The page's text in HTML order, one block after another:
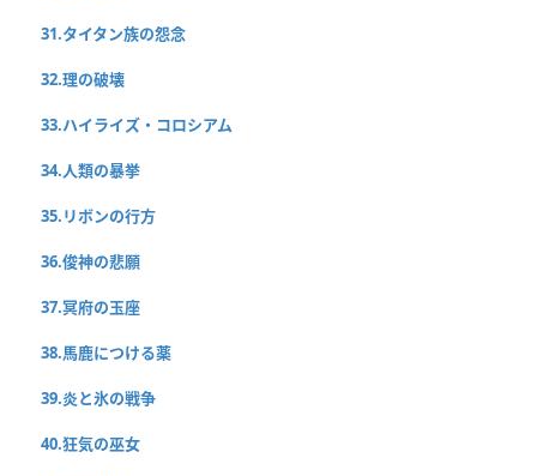
31.タイタン族の怨念
32.理の破壊
33.ハイライズ・コロシアム
34.人類の暴挙
35.リボンの行方
36.俊神の悲願
37.冥府の玉座
38.馬鹿につける薬
39.炎と氷の戦争
40.狂気の巫女